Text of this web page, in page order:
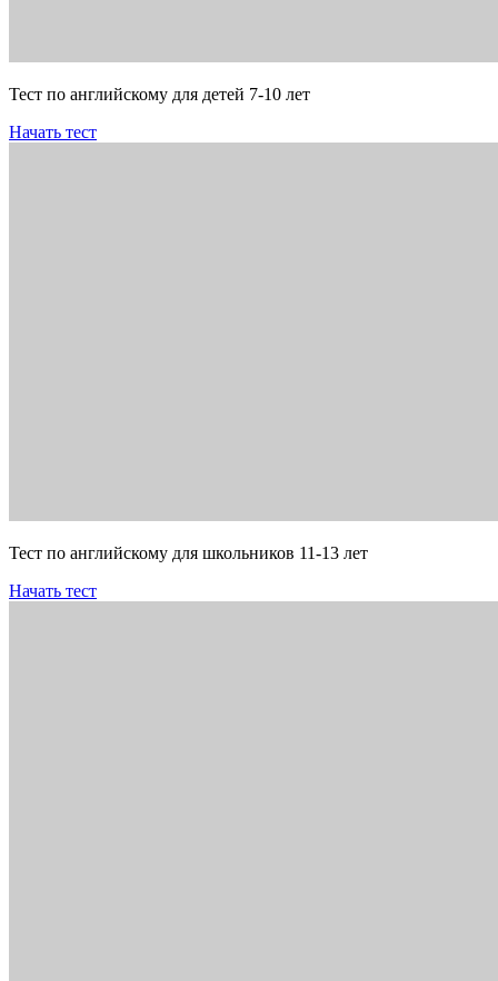
Тест по английскому для детей 7-10 лет
Начать тест
Тест по английскому для школьников 11-13 лет
Начать тест